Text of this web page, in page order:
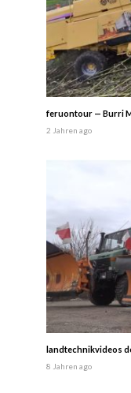
feruontour — Burri
2 Jahren ago
landtechnikvideos
8 Jahren ago